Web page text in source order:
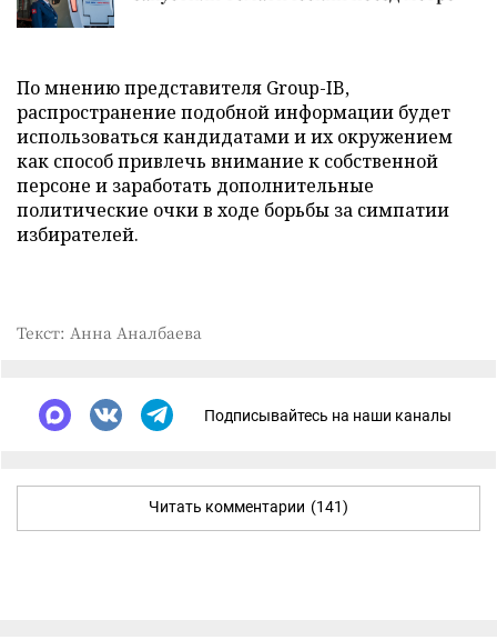
По мнению представителя Group-IB,
распространение подобной информации будет
использоваться кандидатами и их окружением
как способ привлечь внимание к собственной
персоне и заработать дополнительные
политические очки в ходе борьбы за симпатии
избирателей.
Текст: Анна Аналбаева
Подписывайтесь на наши каналы
Читать комментарии (141)